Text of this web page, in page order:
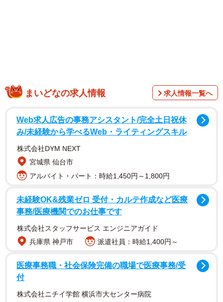
ある日のこと。地域の公園にやって来た人生いちかパチか
さん。手に持っていたドリンクをベンチに置き、童心にか
えって、ゾウの形をしたスプリング遊具にまたがって遊ぼ
まいどなの求人情報 求人情報一覧へ
Web求人広告の事務アシスタント/完全土日祝休
み/未経験から学べるWeb・ライティングスキル
株式会社DYM NEXT
宮城県 仙台市
アルバイト・パート：時給1,450円～1,800円
未経験OK&残業ゼロ 受付・カルテ作成など医療
事務/医療機関でのお仕事です
株式会社スタッフサービス エンジニアガイド
兵庫県 神戸市
派遣社員：時給1,400円～
医療事務職・社会保険完備の職場で医療事務/受
付
株式会社ニチイ学館 横浜市大センター病院